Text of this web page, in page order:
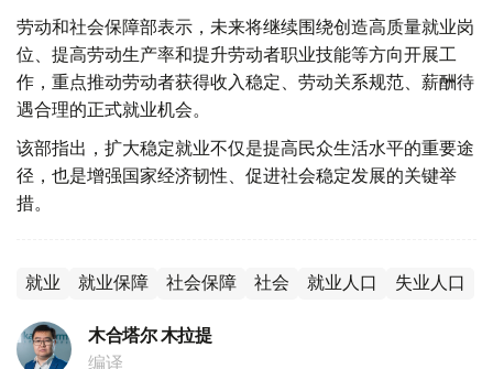
劳动和社会保障部表示，未来将继续围绕创造高质量就业岗
位、提高劳动生产率和提升劳动者职业技能等方向开展工
作，重点推动劳动者获得收入稳定、劳动关系规范、薪酬待
遇合理的正式就业机会。
该部指出，扩大稳定就业不仅是提高民众生活水平的重要途
径，也是增强国家经济韧性、促进社会稳定发展的关键举
措。
就业 就业保障 社会保障 社会 就业人口 失业人口
木合塔尔 木拉提
编译